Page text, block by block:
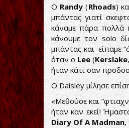
ΟRandy (Rhoads)
μπάντας γιατί
κάναμε πάρα πολλά
κάνουμε τον solo
μπάντας και είπαμε
όταν ο Lee (Kerslake
ήταν κάτι σαν
Ο Daisley μίλησε
«Μεθούσε και
ήταν καν εκεί!
Diary Of A Madman,